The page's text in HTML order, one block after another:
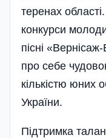
теренах
конкур­си
пісні
про себе
кіль­кістю юних
України.
Підтримка